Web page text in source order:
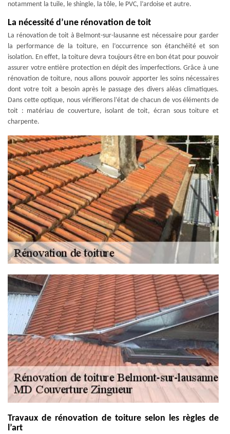
notamment la tuile, le shingle, la tôle, le PVC, l’ardoise et autre.
La nécessité d’une rénovation de toit
La rénovation de toit à Belmont-sur-lausanne est nécessaire pour garder
la performance de la toiture, en l’occurrence son étanchéité et son
isolation. En effet, la toiture devra toujours être en bon état pour pouvoir
assurer votre entière protection en dépit des imperfections. Grâce à une
rénovation de toiture, nous allons pouvoir apporter les soins nécessaires
dont votre toit a besoin après le passage des divers aléas climatiques.
Dans cette optique, nous vérifierons l’état de chacun de vos éléments de
toit : matériau de couverture, isolant de toit, écran sous toiture et
charpente.
Travaux de rénovation de toiture selon les règles de
l’art